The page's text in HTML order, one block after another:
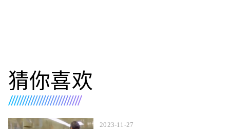
猜你喜欢
2023-11-27